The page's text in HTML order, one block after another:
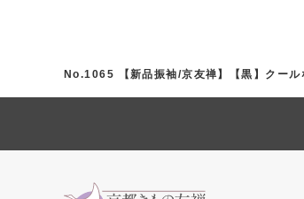
No.1065 【新品振袖/京友禅】【黒】クー